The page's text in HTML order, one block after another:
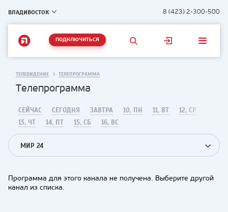
ВЛАДИВОСТОК 8 (423) 2-300-500
ПОДКЛЮЧИТЬСЯ
ТЕЛЕВИДЕНИЕ ТЕЛЕПРОГРАММА
Телепрограмма
СЕЙЧАС СЕГОДНЯ ЗАВТРА 10, ПН 11, ВТ
12, СР
13, ЧТ
14, ПТ 15, СБ 16, ВС
МИР 24
Программа для этого канала не получена. Выберите другой
канал из списка.